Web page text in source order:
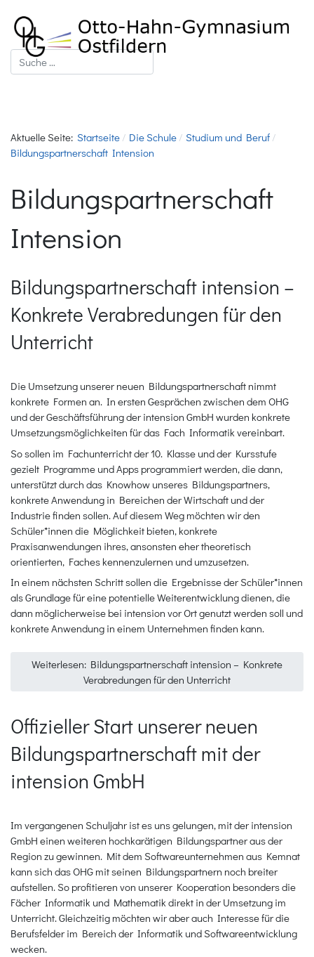
Suchen
Aktuelle Seite: Startseite Die Schule
Studium und Beruf
Bildungspartnerschaft Intension
Bildungspartnerschaft
Intension
Bildungspartnerschaft intension –
Konkrete Verabredungen für den
Unterricht
Die Umsetzung unserer neuen Bildungspartnerschaft nimmt
konkrete Formen an. In ersten Gesprächen zwischen dem OHG
und der Geschäftsführung der intension GmbH wurden konkrete
Umsetzungsmöglichkeiten für das Fach Informatik vereinbart.
So sollen im Fachunterricht der 10. Klasse und der Kursstufe
gezielt Programme und Apps programmiert werden, die dann,
unterstützt durch das Knowhow unseres Bildungspartners,
konkrete Anwendung in Bereichen der Wirtschaft und der
Industrie finden sollen. Auf diesem Weg möchten wir den
Schüler*innen die Möglichkeit bieten, konkrete
Praxisanwendungen ihres, ansonsten eher theoretisch
orientierten, Faches kennenzulernen und umzusetzen.
In einem nächsten Schritt sollen die Ergebnisse der Schüler*innen
als Grundlage für eine potentielle Weiterentwicklung dienen, die
dann möglicherweise bei intension vor Ort genutzt werden soll und
konkrete Anwendung in einem Unternehmen finden kann.
Weiterlesen: Bildungspartnerschaft intension – Konkrete
Verabredungen für den Unterricht
Offizieller Start unserer neuen
Bildungspartnerschaft mit der
intension GmbH
Im vergangenen Schuljahr ist es uns gelungen, mit der intension
GmbH einen weiteren hochkarätigen Bildungspartner aus der
Region zu gewinnen. Mit dem Softwareunternehmen aus Kemnat
kann sich das OHG mit seinen Bildungspartnern noch breiter
aufstellen. So profitieren von unserer Kooperation besonders die
Fächer Informatik und Mathematik direkt in der Umsetzung im
Unterricht. Gleichzeitig möchten wir aber auch Interesse für die
Berufsfelder im Bereich der Informatik und Softwareentwicklung
wecken.